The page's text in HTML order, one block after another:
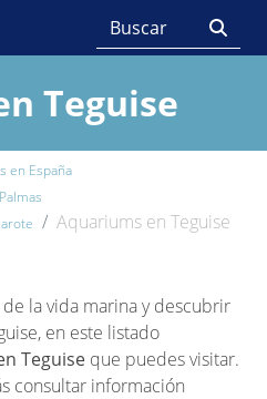
Teguise
en España
Aquariums en Teguise
la vida marina y descubrir
en este listado
Teguise que puedes visitar.
consultar información